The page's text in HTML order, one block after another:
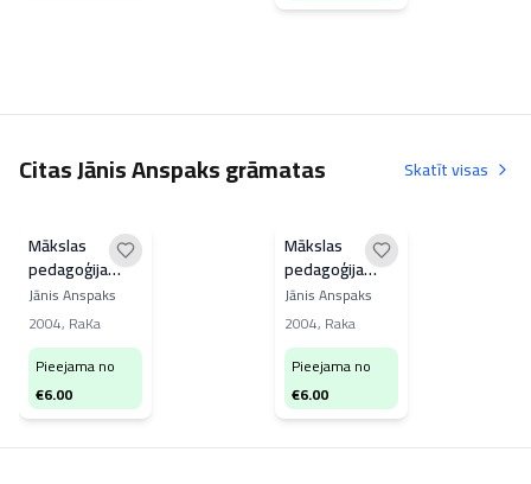
Citas Jānis Anspaks grāmatas Skatīt visas
Mākslas
pedagoģija
2.daļa
Jānis Anspaks
2004, RaKa
Pieejama no
€6.00
Mākslas
pedagoģija
1.daļa
Jānis Anspaks
2004, Raka
Pieejama no
€6.00